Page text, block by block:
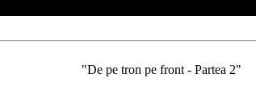
"De pe tron pe front - Partea 2"